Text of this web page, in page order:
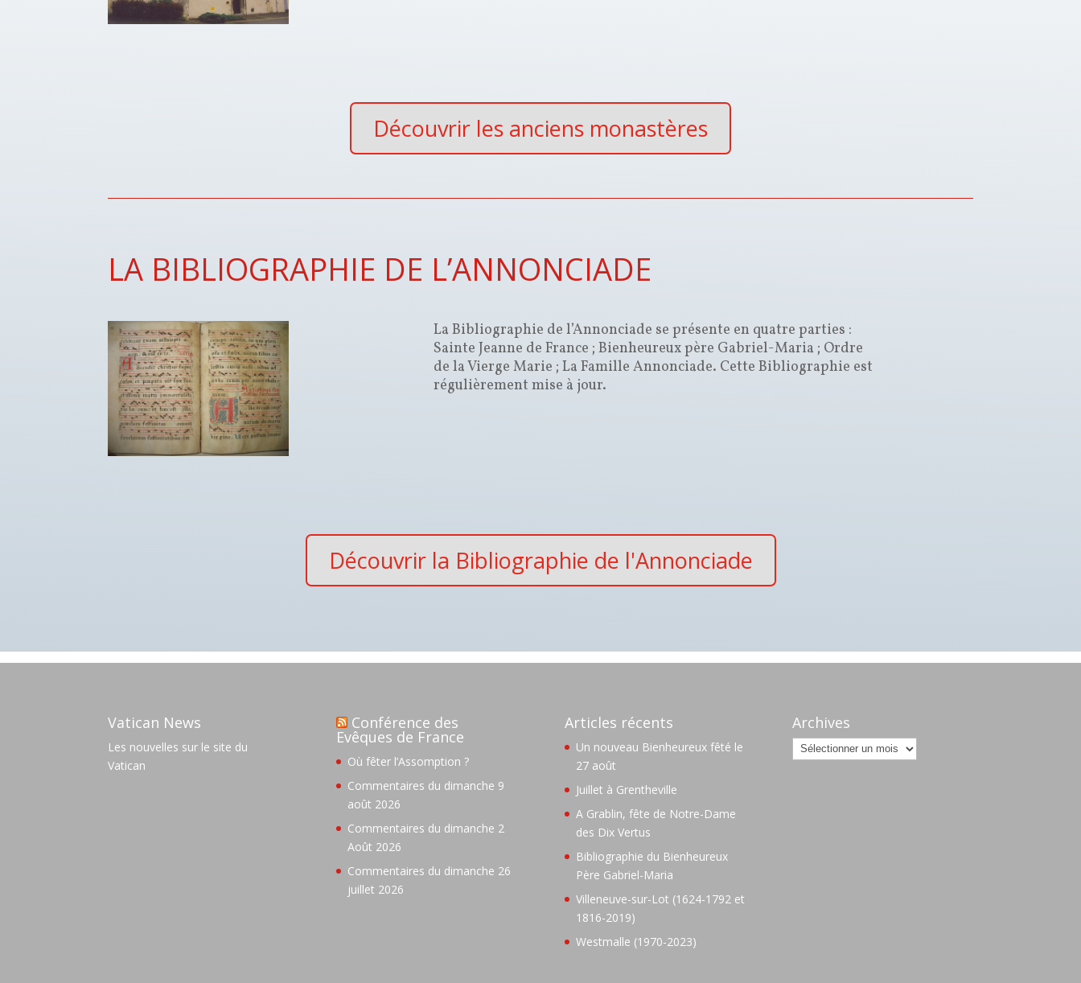
Découvrir les anciens monastères
LA BIBLIOGRAPHIE DE L’ANNONCIADE
La Bibliographie de l’Annonciade se présente en quatre parties :
Sainte Jeanne de France ; Bienheureux père Gabriel-Maria ; Ordre
de la Vierge Marie ; La Famille Annonciade. Cette Bibliographie est
régulièrement mise à jour.
Découvrir la Bibliographie de l'Annonciade
Vatican News
Les nouvelles sur le site du
Vatican
Conférence des
Evêques de France
Où fêter l’Assomption ?
Commentaires du dimanche 9
août 2026
Commentaires du dimanche 2
Août 2026
Commentaires du dimanche 26
juillet 2026
Articles récents
Un nouveau Bienheureux fêté le
27 août
Juillet à Grentheville
A Grablin, fête de Notre-Dame
des Dix Vertus
Bibliographie du Bienheureux
Père Gabriel-Maria
Villeneuve-sur-Lot (1624-1792 et
1816-2019)
Westmalle (1970-2023)
Archives
Archives